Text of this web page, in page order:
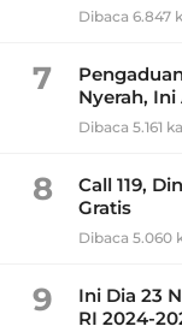
Dibaca 6.847
7
Nyerah,
Dibaca 5.161
8
Call 119,
Gratis
Dibaca 5.060
9
Ini Dia 23
RI 2024-